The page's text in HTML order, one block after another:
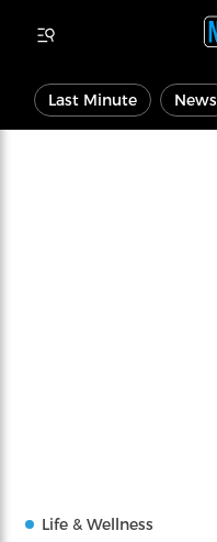
Last Minute News
Life & Wellness